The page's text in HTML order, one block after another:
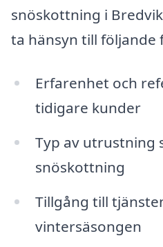
snöskottning i
ta hänsyn till följande
Erfarenhet och
tidigare kunder
Typ av utrustning
snöskottning
Tillgång till
vintersäsongen